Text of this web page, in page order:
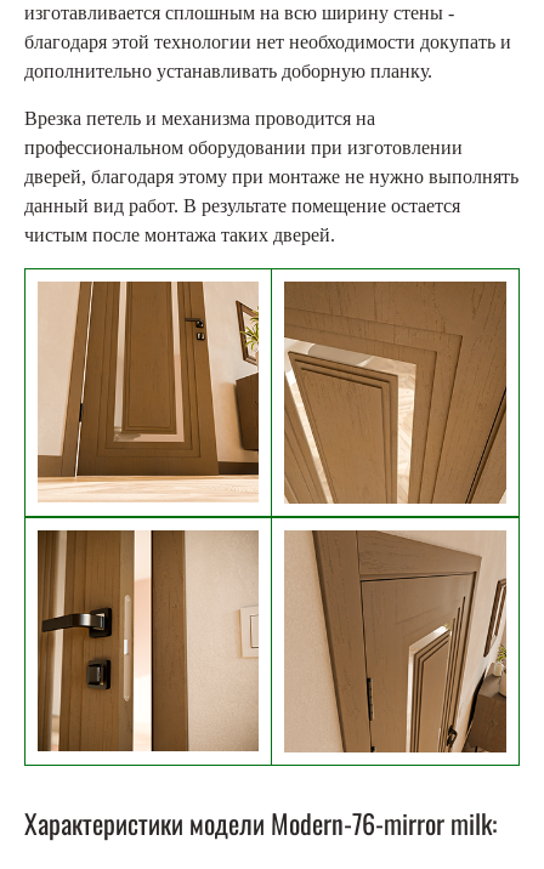
изготавливается сплошным на всю ширину стены -
благодаря этой технологии нет необходимости докупать и
дополнительно устанавливать доборную планку.
Врезка петель и механизма проводится на
профессиональном оборудовании при изготовлении
дверей, благодаря этому при монтаже не нужно выполнять
данный вид работ. В результате помещение остается
чистым после монтажа таких дверей.
Характеристики модели Modern-76-mirror milk: